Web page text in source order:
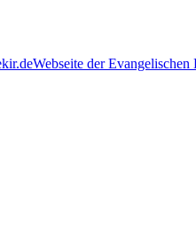
Webseite der